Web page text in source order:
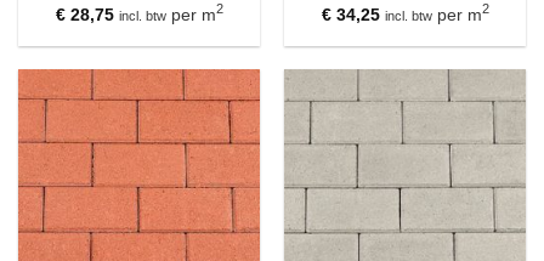
€28,75 incl. btwper m2
€34,25 incl. btwper m2